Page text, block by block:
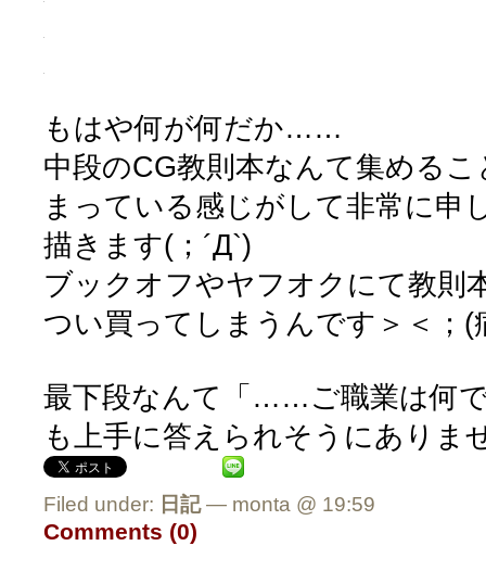
もはや何が何だか……
中段のCG教則本なんて集める
まっている感じがして非常に申
描きます(；´Д`)
ブックオフやヤフオクにて教則
つい買ってしまうんです＞＜；(
最下段なんて「……ご職業は何
も上手に答えられそうにありま
Filed under: 日記— monta @ 19:59
Comments (0)